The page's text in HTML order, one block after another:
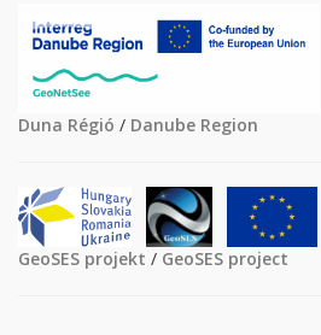
Duna Régió / Danube Region
GeoSES projekt / GeoSES project